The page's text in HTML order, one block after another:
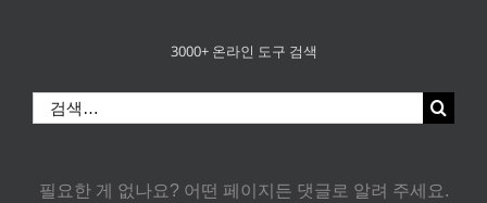
3000+ 온라인 도구 검색
색:
필요한 게 없나요? 어떤 페이지든 댓글로 알려 주세요.